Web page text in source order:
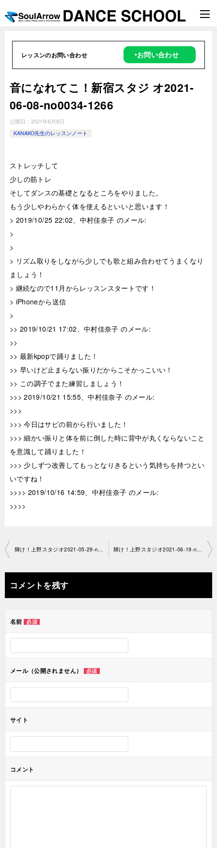
レッスンのお問い合わせ ‣お問い合わせ
音になれてこ！新宿スタジ オ2021-
06-08-no0034-1266
公開日： 2021年6月8日
KANAKO先生のレッスンノート
ストレッチして
少しの筋トレ
そしてダンスの基礎となるところをやりました。
もう少しやわらかく体を使えるといいと思います！
> 2019/10/25 22:02、中村佳奈子 のメール:
>
>
> リズム取りをしながら少しでも歌と組み合わせてうまくなり
ましょう！
> 継続なので11月からレッスンスタートです！
> iPhoneから送信
>
>> 2019/10/21 17:02、中村佳奈子 のメール:
>>
>> 最新kpopで踊りました！
>> 早いけど止まらない振りだからこそかっこいい！
>> この調子でまた練習しましょう！
>>> 2019/10/21 15:55、中村佳奈子 のメール:
>>>
>>> 今日はサビの前から行いました！
>>> 細かい振りと体を前に倒した時に背中が丸くならないこと
を意識して踊りました！
>>> 少しずつ改善してもっとなりきるという気持ちを持つとい
いですね！
>>>> 2019/10/16 14:59、中村佳奈子 のメール:
>>>>
投
ナ
ビ
ー
ン
コメントを残す
名前 必須
メール（公開されません） 必須
サイト
コメント